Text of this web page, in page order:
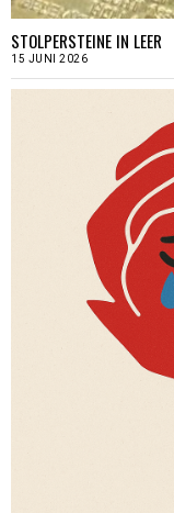
STOLPERSTEINE IN LEER
15 JUNI 2026